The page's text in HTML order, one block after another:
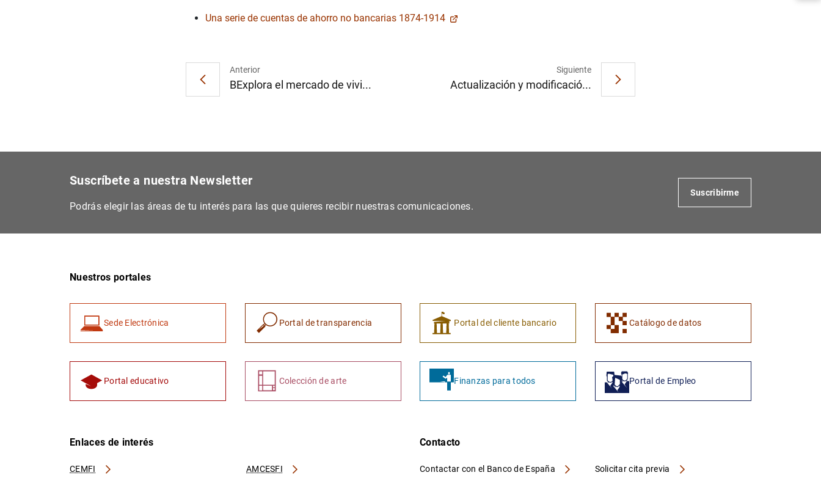
Una serie de cuentas de ahorro no bancarias 1874-1914
Anterior
BExplora el mercado de vivi...
Siguiente
Actualización y modificació...
Suscríbete a nuestra Newsletter
Podrás elegir las áreas de tu interés para las que quieres recibir nuestras comunicaciones.
Suscribirme
Nuestros portales
Sede Electrónica Portal de transparencia Portal del cliente bancario Catálogo de datos
Portal educativo Colección de arte Finanzas para todos Portal de Empleo
Enlaces de interés
CEMFI AMCESFI
Contacto
Contactar con el Banco de España Solicitar cita previa